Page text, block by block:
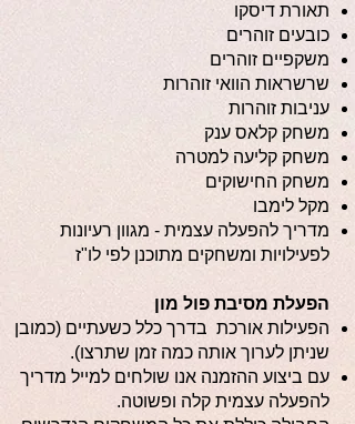
תאורת דיסקו
כובעים זוהרים
משקפיים זוהרים
שרשראות הוואי זוהרות
עניבות זוהרות
משחק קלאס ענק
משחק קליעה למטרה
משחק החישוקים
מקל לימבו
מדריך להפעלה עצמית - מגוון רעיונות
לפעילויות ומשחקים מתוכנן לפי לו"ז
הפעלת מסיבת פול מון
הפעילות אורכת בדרך כלל כשעתיים (כמובן
שניתן לערוך אותה כמה זמן שתרצו).
עם ביצוע ההזמנה אנו שולחים למייל מדריך
להפעלה עצמית קלה ופשוטה.